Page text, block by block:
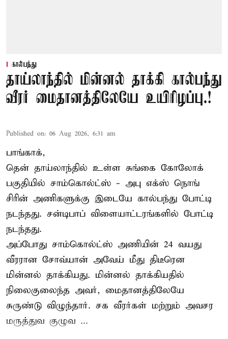
கால்பந்து
தாய்லாந்தில் மின்னல் தாக்கி கால்பந்து
வீரர் மைதானத்திலேயே உயிரிழப்பு.!
Published on: 06 Aug 2026, 6:31 am
பாங்காக்,
தென் தாய்லாந்தில் உள்ள சுங்கை கோலோக்
பகுதியில் சாம்கொல்ட்ஸ் - அபு எக்ஸ் நொங்
சிரின் அணிகளுக்கு இடையே கால்பந்து போட்டி
நடந்தது. சன்டிபாப் விளையாட்டரங்களில் போட்டி
நடந்தது.
அப்போது சாம்கொல்ட்ஸ் அணியின் 24 வயது
வீரரான சோவ்யான் அவேய் மீது திடீரென
மின்னல் தாக்கியது. மின்னல் தாக்கியதில்
நிலைகுலைந்த அவர், மைதானத்திலேயே
சுருண்டு விழுந்தார். சக வீரர்கள் மற்றும் அவசர
மருத்துவ குழுவ ...